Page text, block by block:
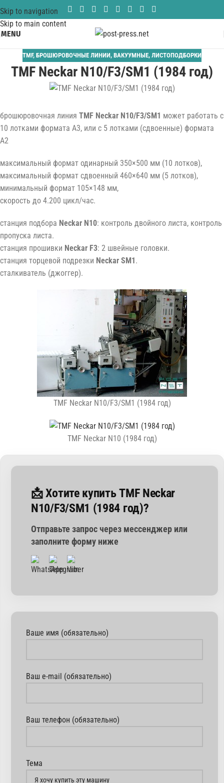
Skip to navigation
Skip to main content
MENU
TMF, БРОШЮРОВОЧНЫЕ ЛИНИИ, ВАКУУМНЫЕ, ЛИСТОПОДБОРКИ
TMF Neckar N10/F3/SM1 (1984 год)
брошюровочная линия TMF Neckar N10/F3/SM1 может работать с
10 лотками формата A3, или с 5 лотками (сдвоенные) формата
A2
максимальный формат одинарный 350×500 мм (10 лотков),
максимальный формат сдвоенный 460×640 мм (5 лотков),
минимальный формат 105×148 мм,
скорость до 4.200 цикл/час.
станция подбора Neckar N10: контроль двойного листа, контроль
пропуска листа.
станция прошивки Neckar F3: 2 швейные головки.
станция торцевой подрезки Neckar SM1.
сталкиватель (джоггер).
TMF Neckar N10/F3/SM1 (1984 год)
TMF Neckar N10 (1984 год)
📩 Хотите купить TMF Neckar
N10/F3/SM1 (1984 год)?
Отправьте запрос через мессенджер или
заполните форму ниже
Ваше имя (обязательно)
Ваш e-mail (обязательно)
Ваш телефон (обязательно)
Тема